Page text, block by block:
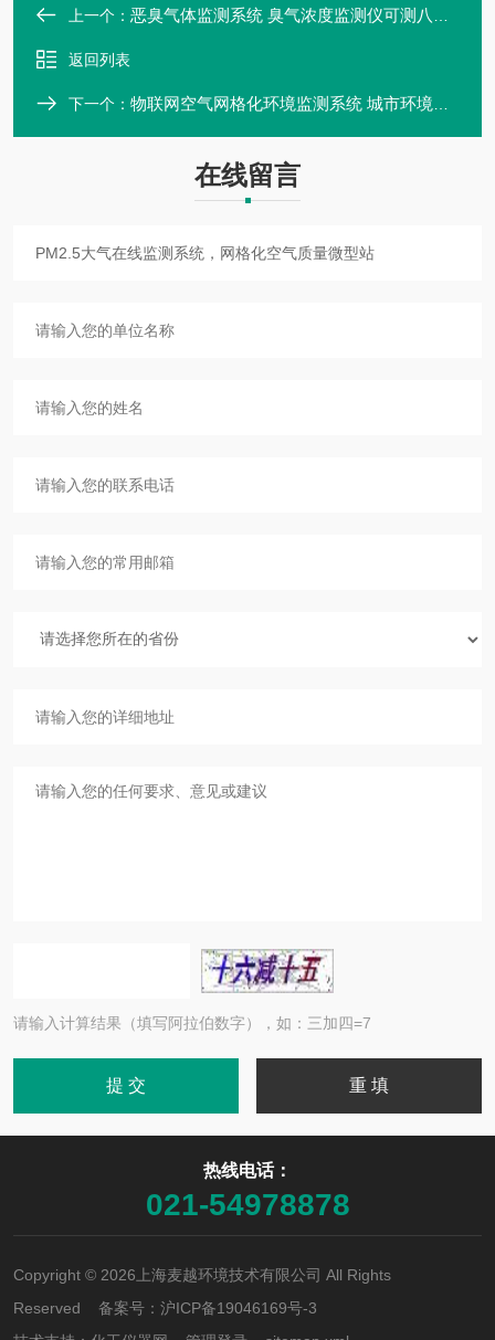
上一个： 恶臭气体监测系统 臭气浓度监测仪可测八大恶臭因子
返回列表
下一个： 物联网空气网格化环境监测系统 城市环境空气实时监测仪
在线留言
请输入计算结果（填写阿拉伯数字），如：三加四=7
热线电话：
021-54978878
Copyright © 2026上海麦越环境技术有限公司 All Rights
Reserved 备案号： 沪ICP备19046169号-3